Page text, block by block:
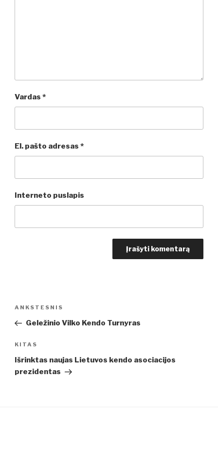
Vardas *
El. pašto adresas *
Interneto puslapis
įrašų
Ankstesnis
įrašas
ANKSTESNIS
Geležinio Vilko Kendo Turnyras
Kitas
įrašas
KITAS
Išrinktas naujas Lietuvos kendo asociacijos
prezidentas